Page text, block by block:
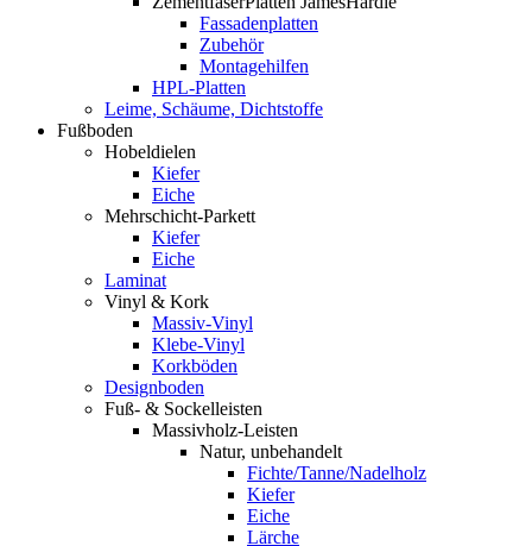
Fassadenplatten
Zubehör
Montagehilfen
HPL-Platten
Leime, Schäume, Dichtstoffe
Fußboden
Hobeldielen
Kiefer
Eiche
Mehrschicht-Parkett
Kiefer
Eiche
Laminat
Vinyl & Kork
Massiv-Vinyl
Klebe-Vinyl
Korkböden
Designboden
Fuß- & Sockelleisten
Massivholz-Leisten
Natur, unbehandelt
Fichte/Tanne/Nadelholz
Kiefer
Eiche
Lärche